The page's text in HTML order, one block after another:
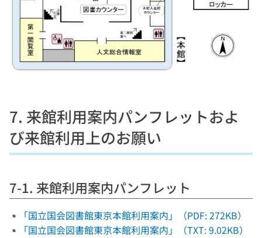
7. 来館利用案内パンフレットおよ
び来館利用上のお願い
7-1. 来館利用案内パンフレット
「国立国会図書館東京本館利用案内」（PDF: 272KB）
「国立国会図書館東京本館利用案内」（TXT: 9.02KB）